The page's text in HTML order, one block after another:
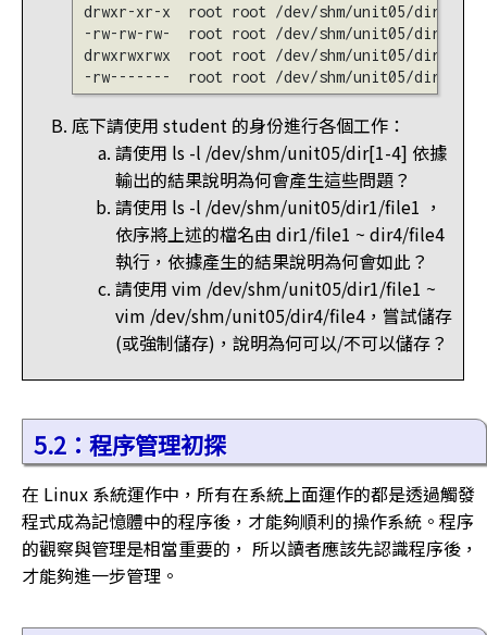
drwxr-xr-x  root root /dev/shm/unit05/dir3/
-rw-rw-rw-  root root /dev/shm/unit05/dir3/
drwxrwxrwx  root root /dev/shm/unit05/dir4/
底下請使用 student 的身份進行各個工作：
請使用 ls -l /dev/shm/unit05/dir[1-4] 依據
輸出的結果說明為何會產生這些問題？
請使用 ls -l /dev/shm/unit05/dir1/file1 ，
依序將上述的檔名由 dir1/file1 ~ dir4/file4
執行，依據產生的結果說明為何會如此？
請使用 vim /dev/shm/unit05/dir1/file1 ~
vim /dev/shm/unit05/dir4/file4，嘗試儲存
(或強制儲存)，說明為何可以/不可以儲存？
5.2：程序管理初探
在 Linux 系統運作中，所有在系統上面運作的都是透過觸發
程式成為記憶體中的程序後，才能夠順利的操作系統。程序
的觀察與管理是相當重要的， 所以讀者應該先認識程序後，
才能夠進一步管理。